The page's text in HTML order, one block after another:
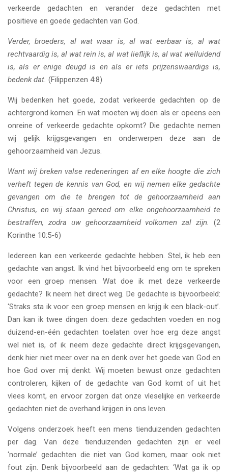
verkeerde gedachten en verander deze gedachten met
positieve en goede gedachten van God.
Verder, broeders, al wat waar is, al wat eerbaar is, al wat
rechtvaardig is, al wat rein is, al wat lieflijk is, al wat welluidend
is, als er enige deugd is en als er iets prijzenswaardigs is,
bedenk dat. (Filippenzen 4:8)
Wij bedenken het goede, zodat verkeerde gedachten op de
achtergrond komen. En wat moeten wij doen als er opeens een
onreine of verkeerde gedachte opkomt? Die gedachte nemen
wij gelijk krijgsgevangen en onderwerpen deze aan de
gehoorzaamheid van Jezus.
Want wij breken valse redeneringen af en elke hoogte die zich
verheft tegen de kennis van God, en wij nemen elke gedachte
gevangen om die te brengen tot de gehoorzaamheid aan
Christus, en wij staan gereed om elke ongehoorzaamheid te
bestraffen, zodra uw gehoorzaamheid volkomen zal zijn.
(2
Korinthe 10:5-6)
Iedereen kan een verkeerde gedachte hebben. Stel, ik heb een
gedachte van angst. Ik vind het bijvoorbeeld eng om te spreken
voor een groep mensen. Wat doe ik met deze verkeerde
gedachte? Ik neem het direct weg. De gedachte is bijvoorbeeld:
‘Straks sta ik voor een groep mensen en krijg ik een black-out’.
Dan kan ik twee dingen doen: deze gedachten voeden en nog
duizend-en-één gedachten toelaten over hoe erg deze angst
wel niet is, of ik neem deze gedachte direct krijgsgevangen,
denk hier niet meer over na en denk over het goede van God en
hoe God over mij denkt. Wij moeten bewust onze gedachten
controleren, kijken of de gedachte van God komt of uit het
vlees komt, en ervoor zorgen dat onze vleselijke en verkeerde
gedachten niet de overhand krijgen in ons leven.
Volgens onderzoek heeft een mens tienduizenden gedachten
per dag. Van deze tienduizenden gedachten zijn er veel
‘normale’ gedachten die niet van God komen, maar ook niet
fout zijn. Denk bijvoorbeeld aan de gedachten: ‘Wat ga ik op